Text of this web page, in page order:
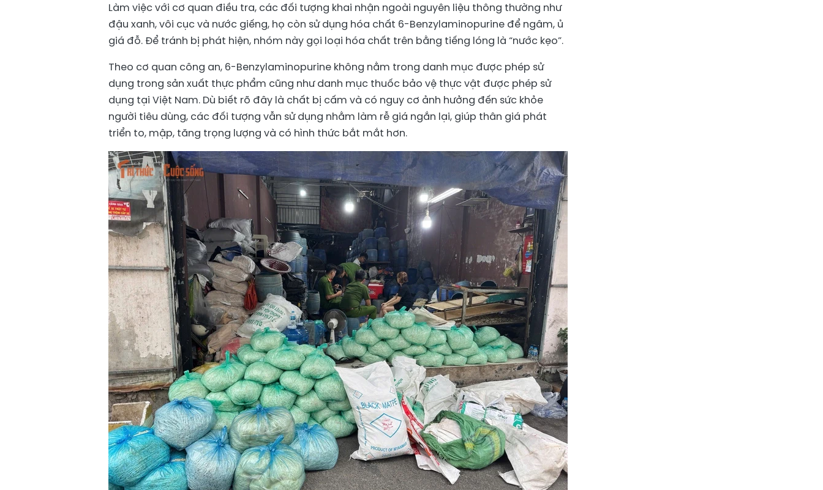
Làm việc với cơ quan điều tra, các đối tượng khai nhận ngoài nguyên liệu thông thường như
đậu xanh, vôi cục và nước giếng, họ còn sử dụng hóa chất 6-Benzylaminopurine để ngâm, ủ
giá đỗ. Để tránh bị phát hiện, nhóm này gọi loại hóa chất trên bằng tiếng lóng là “nước kẹo”.
Theo cơ quan công an, 6-Benzylaminopurine không nằm trong danh mục được phép sử
dụng trong sản xuất thực phẩm cũng như danh mục thuốc bảo vệ thực vật được phép sử
dụng tại Việt Nam. Dù biết rõ đây là chất bị cấm và có nguy cơ ảnh hưởng đến sức khỏe
người tiêu dùng, các đối tượng vẫn sử dụng nhằm làm rễ giá ngắn lại, giúp thân giá phát
triển to, mập, tăng trọng lượng và có hình thức bắt mắt hơn.